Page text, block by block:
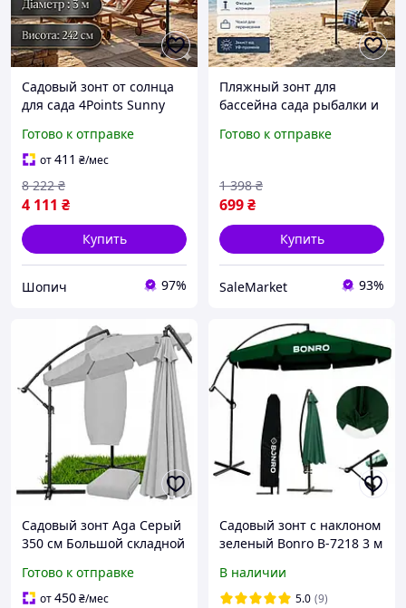
Садовый зонт от солнца
для сада 4Points Sunny
м Зонты для террасы 8
спиц Зонт на улицу
Готово к отправке
от411 ₴/мес
4 111 ₴
8 222 ₴
Купить
Шопич 97%
Пляжный зонт для
бассейна сада рыбалки и
защитой от солнца и
Готово к отправке
699₴
1 398 ₴
Купить
SaleMarket 93%
Садовый зонт Aga Серый
350 см Большой складной
уличный Дачный зонт от
солнца большой
Готово к отправке
от450₴/мес
Садовый зонт с наклоном
зеленый Bonro B-7218 3 м
террасы и дачи для
защиты от солнца
В наличии
5.0 (9)